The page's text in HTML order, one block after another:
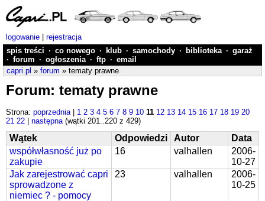
logowanie
rejestracja
spis treści · co nowego · klub · samochody · biblioteka · garaż
· forum · ogłoszenia · ftp · email
capri.pl » forum » tematy prawne
Forum: tematy prawne
Strona: poprzednia| 1 2 3 4 5 6 7 8 9 10 11 12 13 14 15 16 17 18 19 20
21 22 następna(wątki 201..220 z 429)
Wątek Odpowiedzi Autor
Data
współwłasność już po
zakupie
16 valhallen
2006-
10-27
Jak zarejestrować capri
sprowadzone z
niemiec ? - pomocy
23 valhallen
2006-
10-25